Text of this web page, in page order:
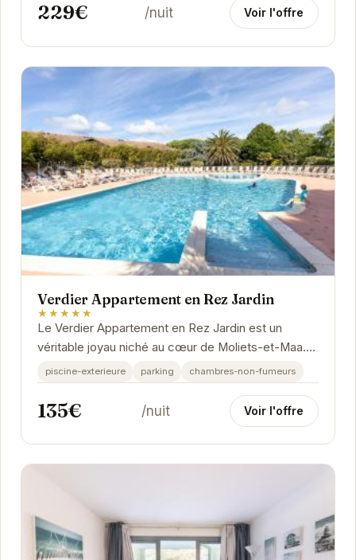
229€ /nuit Voir l'offre
Verdier Appartement en Rez Jardin
★★★★★
Le Verdier Appartement en Rez Jardin est un
véritable joyau niché au cœur de Moliets-et-Maa.
Offrant un cadre idyllique pour des vacances...
piscine-exterieure parking chambres-non-fumeurs
135€ /nuit Voir l'offre